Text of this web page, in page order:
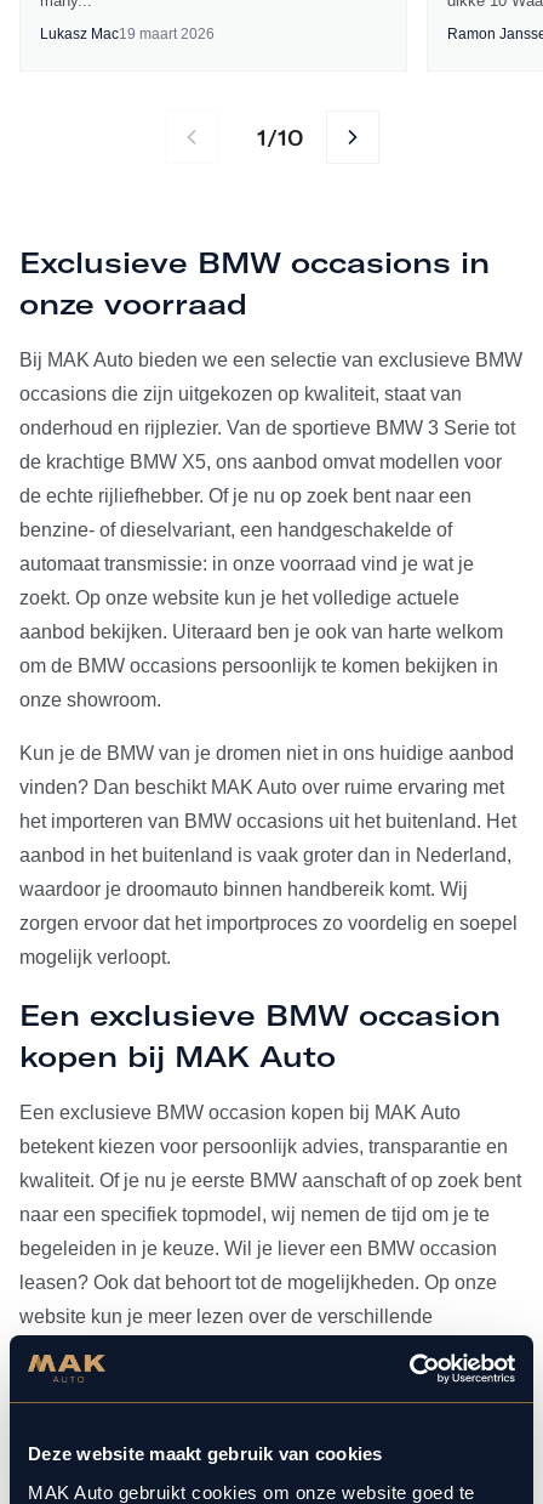
Deze website maakt gebruik van cookies
MAK Auto gebruikt cookies om onze website goed te
Lukasz Mac19 maart 2026 Ramon
1/10
Exclusieve BMW occasions in
onze voorraad
Bij MAK Auto bieden we een selectie van exclusieve BMW
occasions die zijn uitgekozen op kwaliteit, staat van
onderhoud en rijplezier. Van de sportieve BMW 3 Serie tot
de krachtige BMW X5, ons aanbod omvat modellen voor
de echte rijliefhebber. Of je nu op zoek bent naar een
benzine- of dieselvariant, een handgeschakelde of
automaat transmissie: in onze voorraad vind je wat je
zoekt. Op onze website kun je het volledige actuele
aanbod bekijken. Uiteraard ben je ook van harte welkom
om de BMW occasions persoonlijk te komen bekijken in
onze showroom.
Kun je de BMW van je dromen niet in ons huidige aanbod
vinden? Dan beschikt MAK Auto over ruime ervaring met
het importeren van BMW occasions uit het buitenland. Het
aanbod in het buitenland is vaak groter dan in Nederland,
waardoor je droomauto binnen handbereik komt. Wij
zorgen ervoor dat het importproces zo voordelig en soepel
mogelijk verloopt.
Een exclusieve BMW occasion
kopen bij MAK Auto
Een exclusieve BMW occasion kopen bij MAK Auto
betekent kiezen voor persoonlijk advies, transparantie en
kwaliteit. Of je nu je eerste BMW aanschaft of op zoek bent
naar een specifiek topmodel, wij nemen de tijd om je te
begeleiden in je keuze. Wil je liever een BMW occasion
leasen? Ook dat behoort tot de mogelijkheden. Op onze
website kun je meer lezen over de verschillende
leasevormen.
Heb je je BMW occasion eenmaal gevonden, dan kun je